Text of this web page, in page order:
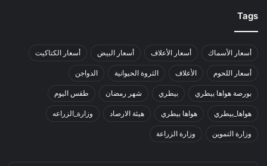
Tags
أسعار الأسماك أسعار الأعلاف أسعار البيض أسعار الكتاكيت
أسعار اللحوم الأعلاف الثروة الحيوانية الدواجن
بورصة هواها بيطري بيطري شهر رمضان طقس اليوم
هواها_بيطري هواها بيطري هيئة الارصاد وزارة_الزراعه
وزارة التموين وزارة الزراعة